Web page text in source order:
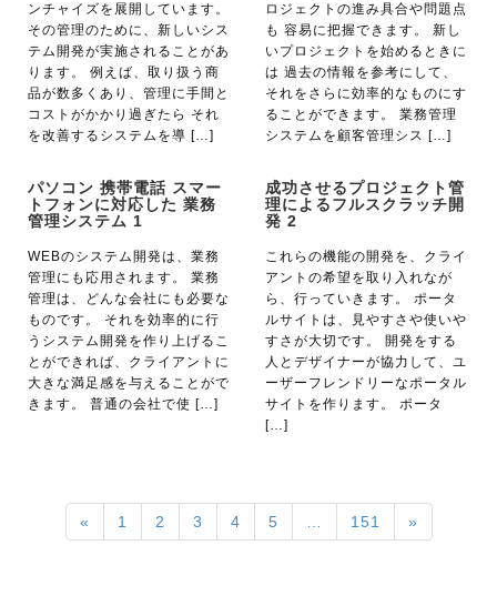
ンチャイズを展開しています。
その管理のために、新しいシス
テム開発が実施されることがあ
ります。 例えば、取り扱う商
品が数多くあり、管理に手間と
コストがかかり過ぎたら それ
を改善するシステムを導 […]
ロジェクトの進み具合や問題点
も 容易に把握できます。 新し
いプロジェクトを始めるときに
は 過去の情報を参考にして、
それをさらに効率的なものにす
ることができます。 業務管理
システムを顧客管理シス […]
パソコン 携帯電話 スマー
トフォンに対応した 業務
管理システム 1
WEBのシステム開発は、業務
管理にも応用されます。 業務
管理は、どんな会社にも必要な
ものです。 それを効率的に行
うシステム開発を作り上げるこ
とができれば、クライアントに
大きな満足感を与えることがで
きます。 普通の会社で使 […]
成功させるプロジェクト管
理によるフルスクラッチ開
発 2
これらの機能の開発を、クライ
アントの希望を取り入れなが
ら、行っていきます。 ポータ
ルサイトは、見やすさや使いや
すさが大切です。 開発をする
人とデザイナーが協力して、ユ
ーザーフレンドリーなポータル
サイトを作ります。 ポータ
[…]
« 1 2 3 4 5 151 »